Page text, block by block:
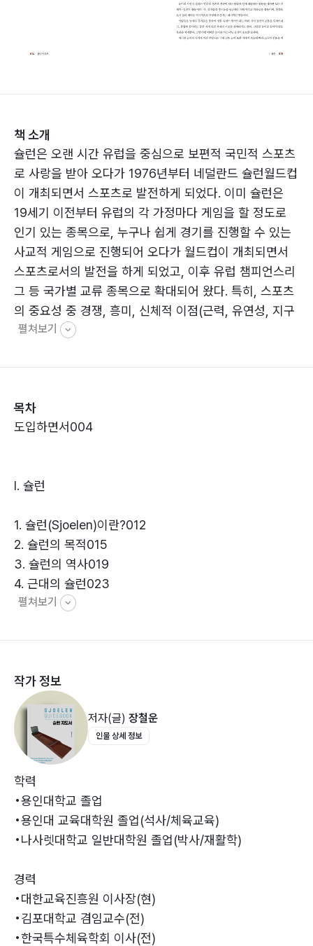
책 소개
슐런은 오랜 시간 유럽을 중심으로 보편적 국민적 스포츠
로 사랑을 받아 오다가 1976년부터 네덜란드 슐런월드컵
이 개최되면서 스포츠로 발전하게 되었다. 이미 슐런은
19세기 이전부터 유럽의 각 가정마다 게임을 할 정도로
인기 있는 종목으로, 누구나 쉽게 경기를 진행할 수 있는
사교적 게임으로 진행되어 오다가 월드컵이 개최되면서
스포츠로서의 발전을 하게 되었고, 이후 유럽 챔피언스리
그 등 국가별 교류 종목으로 확대되어 왔다. 특히, 스포츠
의 중요성 중 경쟁, 흥미, 신체적 이점(근력, 유연성, 지구
력, 집중력 등)이 보장되면서 안전성까지 확보된 종목 중
분을 바탕으로 2024년에는 제1회 국제장애인 슐런 선수
권 대회가 프랑스 스트라스부르에서 열려 많은 국가의 장
종목으로 인식되어 왔고, 발전되어 왔으며, 국내 슐런의
도입되었다. 당시 국내의 경우 새로운 스포츠를 받아들이
기에는 다양한 문제가 있었으며, 특히, 새로운 종목 육성
은 재정적 및 인식의 문제가 대두되었다. 대부분의 체육회
의 경우 새로운 종목인 슐런의 선입견을 가지기도 하였고,
만연한 무사한 사업운영으로 인한 신규 사업에 슐런을 넣
된 현재의 시점의 경우 코리아오픈 슐런선수권대회, 협회
장배 전국대회, 전국장애인체육대회 및 시도교육감기 등,
전국장애학생체육대회, 시도별 교육감배, 시도장애인체
육대회, 대한민국 상이군경회 종합대회, 노인체육대회 등
수많은 대회가 운영되고 있다. 특히, 슐런은 신체적 무리
가 없어 남녀노소 누구나 쉽게 경기진행이 가능하여 많은
동호인이 활동하고 있으며, 장애인의 경우 직장 선수로 활
동하는 우수사례로 발전되고 있다.
펼쳐보기
목차
도입하면서004
Ⅰ. 슐런
1. 슐런(Sjoelen)이란?012
2. 슐런의 목적015
3. 슐런의 역사019
4. 근대의 슐런023
5. 한국의 슐런025
1. 슐런의 가치030
2. 슐런의 특징032
3. 역사적 전통성033
Ⅲ. 슐런 용어의 정의
1. 슐런의 정의038
3. 경기 용어042
4. 경기 진행의 용어045
5. 심판 용어049
6. 점수 산정 방법과 승패의 결정051
펼쳐보기
작가 정보
저자(글) 장철운
인물 상세 정보
학력
•용인대학교 졸업
•용인대 교육대학원 졸업(석사/체육교육)
•나사렛대학교 일반대학원 졸업(박사/재활학)
경력
•대한교육진흥원 이사장(현)
•김포대학교 겸임교수(전)
•한국특수체육학회 이사(전)